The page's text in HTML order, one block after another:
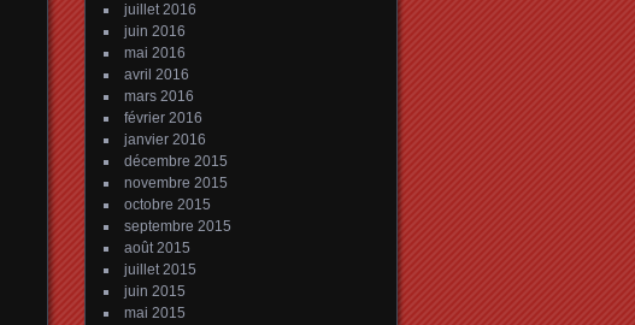
juillet 2016
juin 2016
mai 2016
avril 2016
mars 2016
février 2016
janvier 2016
décembre 2015
novembre 2015
octobre 2015
septembre 2015
août 2015
juillet 2015
juin 2015
mai 2015